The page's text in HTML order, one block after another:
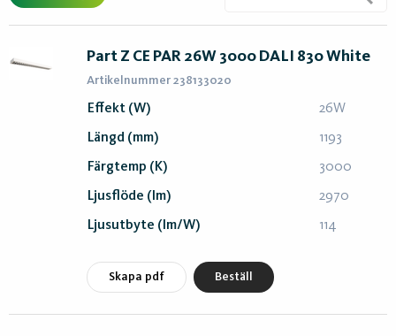
Part Z CE PAR 26W 3000 DALI 830 White
Artikelnummer 238133020
Effekt (W) 26W
Längd (mm) 1193
Färgtemp (K) 3000
Ljusflöde (lm) 2970
Ljusutbyte (lm/W) 114
Skapa pdf Beställ